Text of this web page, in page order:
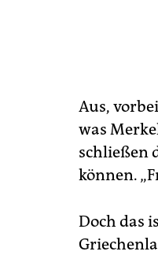
Aus,
was
schließen
können.
Doch das